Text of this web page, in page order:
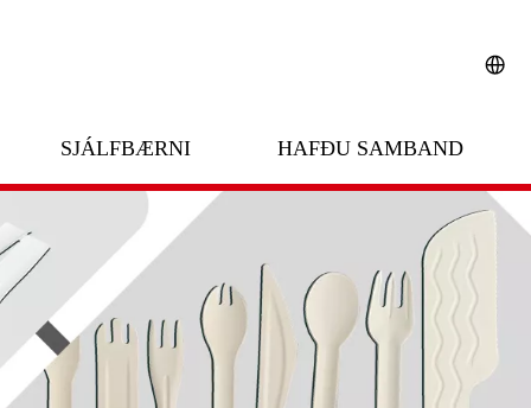
SJÁLFBÆRNI HAFÐU SAMBAND